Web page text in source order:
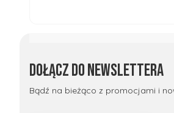
Dołącz do newslettera
Bądź na bieżąco z promocjami i